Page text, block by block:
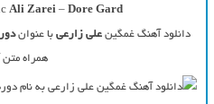
Ali Zarei – Dore Gard
دانلود آهنگ غمگین علی زارعی با عنوان
همراه